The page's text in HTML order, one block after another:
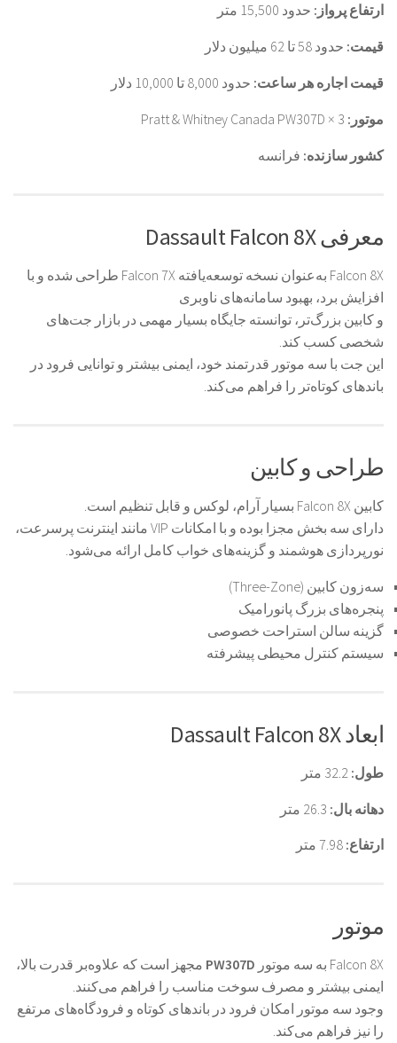
ارتفاع پرواز: حدود 15,500 متر
قیمت: حدود 58 تا 62 میلیون دلار
قیمت اجاره هر ساعت: حدود 8,000 تا 10,000 دلار
موتور:
کشور سازنده: فرانسه
معرفی Dassault Falcon 8X
Falcon 8X به‌عنوان نسخه توسعه‌یافته Falcon 7X طراحی شده و با
افزایش برد، بهبود سامانه‌های ناوبری
و کابین بزرگ‌تر، توانسته جایگاه بسیار مهمی در بازار جت‌های
شخصی کسب کند.
این جت با سه موتور قدرتمند خود، ایمنی بیشتر و توانایی فرود در
باندهای کوتاه‌تر را فراهم می‌کند.
طراحی و کابین
کابین Falcon 8X بسیار آرام، لوکس و قابل تنظیم است.
دارای سه بخش مجزا بوده و با امکانات VIP مانند اینترنت پرسرعت،
نورپردازی هوشمند و گزینه‌های خواب کامل ارائه می‌شود.
سه‌زون کابین (Three-Zone)
پنجره‌های بزرگ پانورامیک
گزینه سالن استراحت خصوصی
سیستم کنترل محیطی پیشرفته
ابعاد Dassault Falcon 8X
طول:
دهانه بال:
ارتفاع:
موتور
Falcon 8X به سه موتور PW307D مجهز است که علاوه‌بر قدرت بالا،
ایمنی بیشتر و مصرف سوخت مناسب را فراهم می‌کنند.
وجود سه موتور امکان فرود در باندهای کوتاه و فرودگاه‌های مرتفع
را نیز فراهم می‌کند.